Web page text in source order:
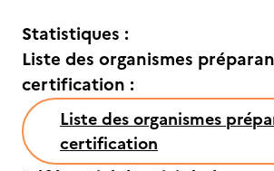
Statistiques :
Liste des organismes
certification :
Liste des organismes
certification